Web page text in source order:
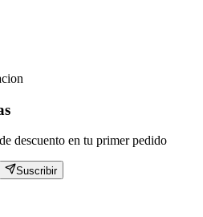
descuento en tu primer pedido
Suscribir